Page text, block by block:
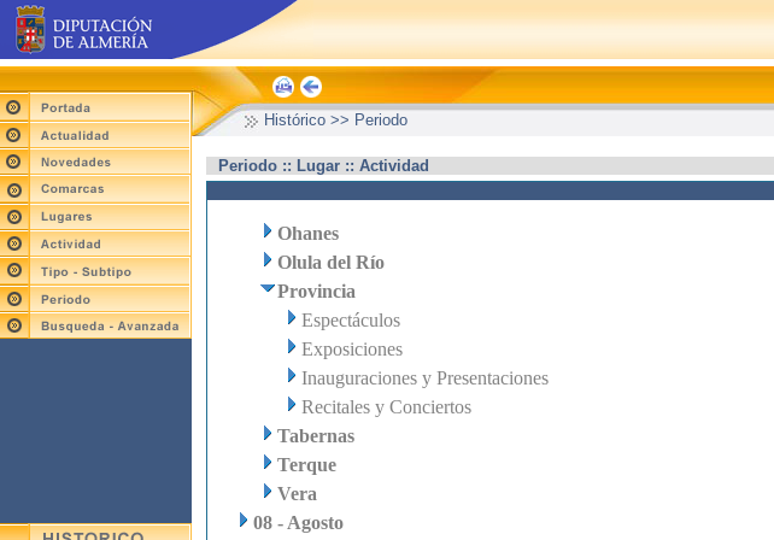
Histórico >> Periodo
Periodo :: Lugar :: Actividad
Ohanes
Olula del Río
Provincia
Espectáculos
Exposiciones
Inauguraciones y Presentaciones
Recitales y Conciertos
Tabernas
Terque
Vera
08 - Agosto